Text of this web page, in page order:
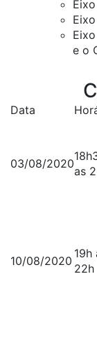
e o
Data
03/08/2020
as
10/08/2020
19h
22h